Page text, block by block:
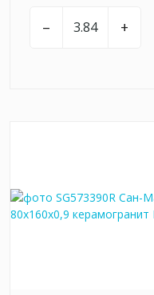
– +